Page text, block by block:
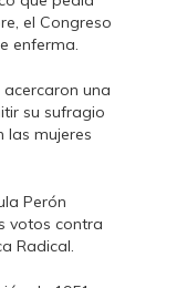
el Congreso
enferma.
acercaron una
su sufragio
las mujeres
Perón
votos contra
Radical.